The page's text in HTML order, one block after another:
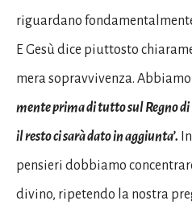
riguardano
E Gesù dice piuttosto
mera sopravvivenza. Abbiamo
mente prima di tutto sul Regno
il resto ci sarà dato in aggiunta’.
pensieri dobbiamo
divino, ripetendo la nostra